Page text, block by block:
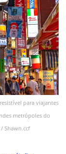
para viajantes
metrópoles do
Shawn.ccf